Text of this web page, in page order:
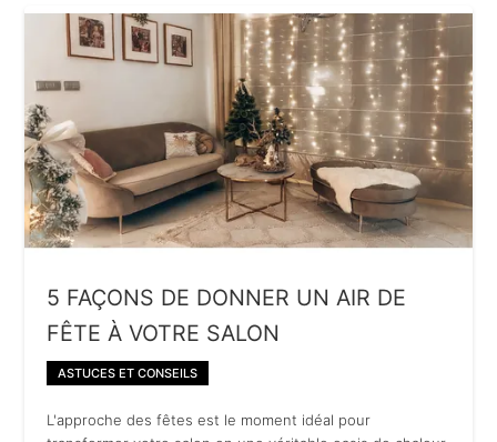
5 FAÇONS DE DONNER UN AIR DE
FÊTE À VOTRE SALON
ASTUCES ET CONSEILS
L'approche des fêtes est le moment idéal pour